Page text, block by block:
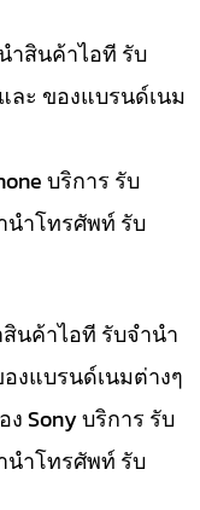
ำสินค้าไอที รับ
ละ ของแบรนด์เนม
บริการ รับ
นำโทรศัพท์ รับ
นค้าไอที รับจำนำ
งแบรนด์เนมต่างๆ
Sony บริการ รับ
นำโทรศัพท์ รับ